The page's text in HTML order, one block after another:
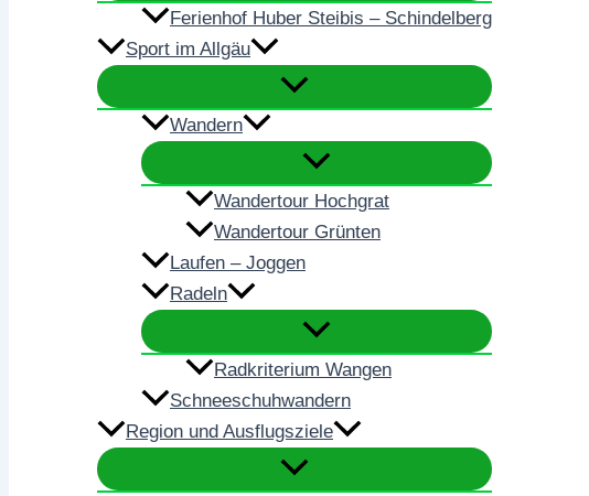
Ferienhof Huber Steibis – Schindelberg
Sport im Allgäu
Wandern
Wandertour Hochgrat
Wandertour Grünten
Laufen – Joggen
Radeln
Radkriterium Wangen
Schneeschuhwandern
Region und Ausflugsziele